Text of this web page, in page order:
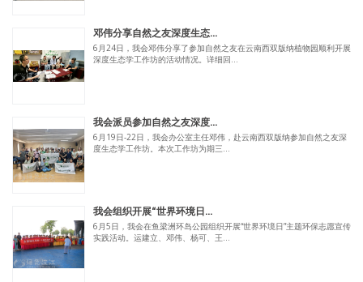
邓伟分享自然之友深度生态...
6月24日，我会邓伟分享了参加自然之友在云南西双版纳植物园顺利开展
深度生态学工作坊的活动情况。详细回...
我会派员参加自然之友深度...
6月19日-22日，我会办公室主任邓伟，赴云南西双版纳参加自然之友深
度生态学工作坊。本次工作坊为期三...
我会组织开展“世界环境日...
6月5日，我会在鱼梁洲环岛公园组织开展“世界环境日”主题环保志愿宣传
实践活动。运建立、邓伟、杨可、王...